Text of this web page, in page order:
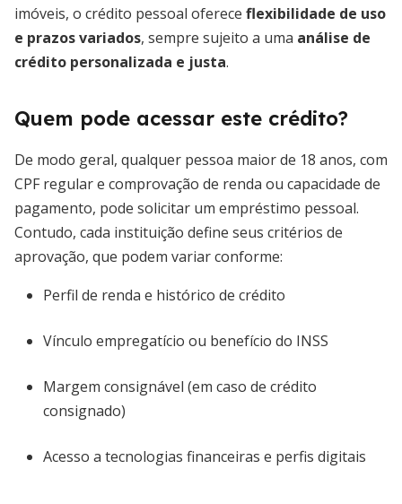
imóveis, o crédito pessoal oferece flexibilidade de uso
e prazos variados, sempre sujeito a uma análise de
crédito personalizada e justa.
Quem pode acessar este crédito?
De modo geral, qualquer pessoa maior de 18 anos, com
CPF regular e comprovação de renda ou capacidade de
pagamento, pode solicitar um empréstimo pessoal.
Contudo, cada instituição define seus critérios de
aprovação, que podem variar conforme:
Perfil de renda e histórico de crédito
Vínculo empregatício ou benefício do INSS
Margem consignável (em caso de crédito
consignado)
Acesso a tecnologias financeiras e perfis digitais